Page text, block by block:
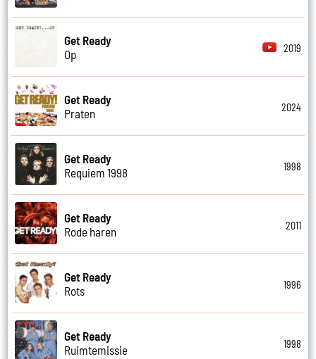
Get Ready
Op
2019
Get Ready
Praten
2024
Get Ready
Requiem 1998
1998
Get Ready
Rode haren
2011
Get Ready
Rots
1996
Get Ready
Ruimtemissie
1998